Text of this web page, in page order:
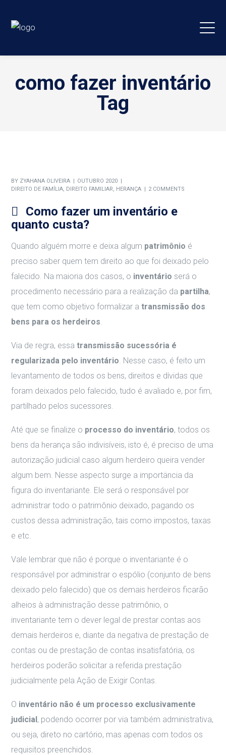
como fazer inventário
Tag
BY ZYAHANA OLIVEIRA
OUTUBRO 2020
DIREITO DE FAMÍLIA, DIREITO FAMILIAR, HERANÇA 2 COMMENTS
Como fazer um inventário e
quanto custa?
Quando alguém morre e deixa algum patrimônio é
preciso saber quem tem direito ao que foi deixado pelo
falecido. Na maioria dos casos, o inventário será o
procedimento necessário para a realização da partilha,
que tem como objetivo formalizar atransmissão dos
bens para os herdeiros.
Via de regra, essatransmissão sucessória é
regularizada pelo inventário. Nesse caso, é feito um
levantamento de todos os bens, direitos e dívidas que
foram deixados pelo falecido, tudo é avaliado e, por fim,
partilhado pelos sucessores.
Até que se finalize o processo do inventário, todos os
bens da herança são indivisíveis, isto é, é preciso de uma
autorização judicial caso algum herdeiro queira vender
algum bem. Nesse aspecto surge a importäncia da
figura do inventariante. Ele será o responsável por
administrar todo o patrimônio deixado, pagando os
custos dessa administração, tais como impostos, taxas
e etc.
Vale lembrar que não é porque o inventariante é o
responsável por administrar o espólio (conjunto de bens
deixado pelo falecido) que os demais herdeiros ficarão
alheios à administração desse patrimônio, o
inventariante tem o dever legal de prestar contas aos
demais herdeiros e, diante da negativa de prestação de
contas ou de prestação de contas insatisfatória, os
herdeiros poderão solicitar a referida prestação
judicialmente pela Ação de Exigir Contas.
O inventário não é um processo exclusivamente
judicial, podendo ocorrer por via também administrativa,
ou seja, direto no cartório, mas apenas com todos os
requisitos preenchidos.